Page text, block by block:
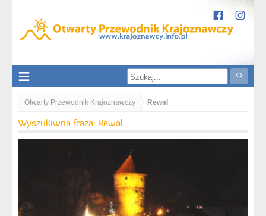
Otwarty Przewodnik Krajoznawczy Rewal
Wyszukiwna fraza: Rewal